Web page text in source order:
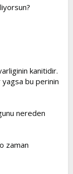
kanitidir.
bu perinin
nereden
zaman